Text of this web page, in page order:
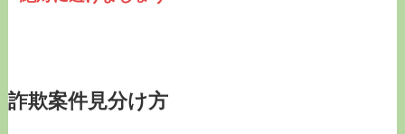
詐欺案件見分け方